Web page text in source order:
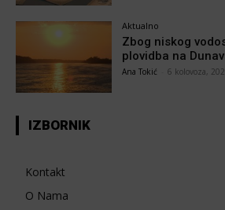
Aktualno
Zbog niskog
plovidba na
Ana Tokić 6 kolovoza,
IZBORNIK
Kontakt
O Nama